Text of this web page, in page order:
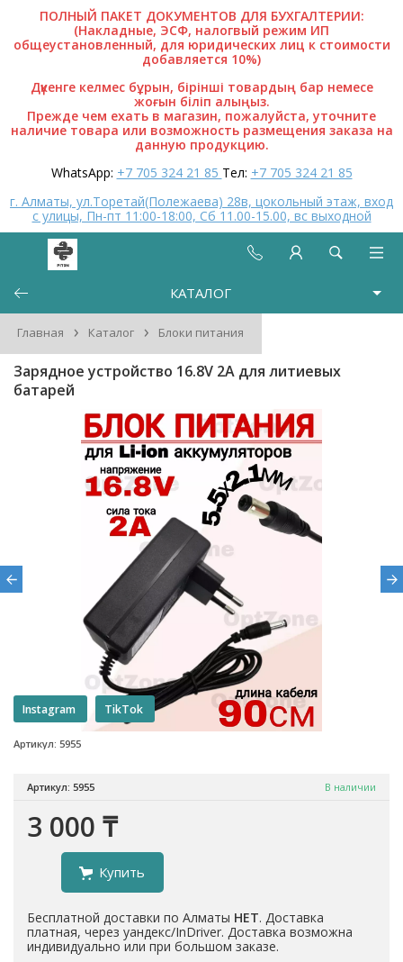
ПОЛНЫЙ ПАКЕТ ДОКУМЕНТОВ ДЛЯ БУХГАЛТЕРИИ:
(Накладные, ЭСФ, налогвый режим ИП
общеустановленный, для юридических лиц к стоимости
добавляется 10%)
Дүкенге келмес бұрын, бірінші товардың бар немесе
жоғын біліп алыңыз.
Прежде чем ехать в магазин, пожалуйста, уточните
наличие товара или возможность размещения заказа на
данную продукцию.
WhatsApp: +7 705 324 21 85 Тел: +7 705 324 21 85
г. Алматы, ул.Торетай(Полежаева) 28в, цокольный этаж, вход
с улицы, Пн-пт 11:00-18:00, Сб 11.00-15.00, вс выходной
КАТАЛОГ
Главная › Каталог › Блоки питания
Зарядное устройство 16.8V 2А для литиевых
батарей
Артикул: 5955
Instagram TikTok
Артикул: 5955 В наличии
3 000 ₸
Купить
Бесплатной доставки по Алматы НЕТ. Доставка
платная, через уандекс/InDriver. Доставка возможна
индивидуально или при большом заказе.